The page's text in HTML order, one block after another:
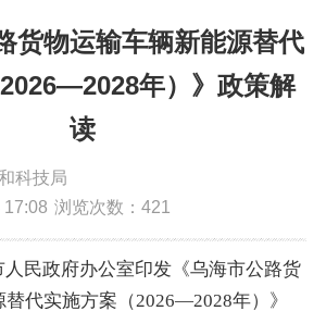
货物运输车辆新能源替代
年）》政策解
读
科技局
17:08 浏览次数： 421
人民政府办公室印发《乌海市公路货
代实施方案（2026—2028年）》